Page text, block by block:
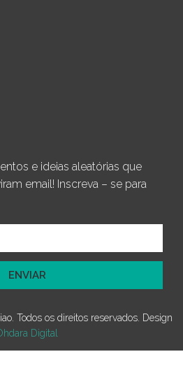
e ideias aleatórias que
email! Inscreva – se para
ENVIAR
Todos os direitos reservados. Design
Digital